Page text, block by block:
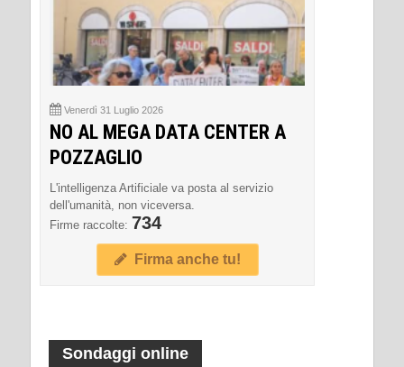
Venerdì 31 Luglio 2026
NO AL MEGA DATA CENTER A
POZZAGLIO
L'intelligenza Artificiale va posta al servizio
dell'umanità, non viceversa.
Firme raccolte: 734
Firma anche tu!
Sondaggi online